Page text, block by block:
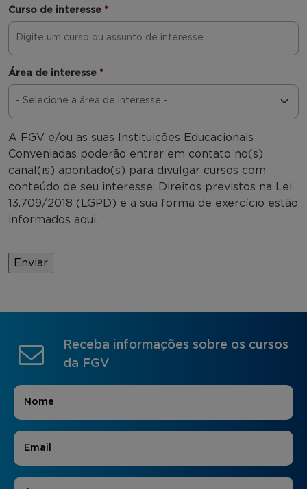
Curso de interesse *
Área de interesse *
A FGV e/ou as suas Instituições Educacionais
Conveniadas poderão entrar em contato no(s)
canal(is) apontado(s) para divulgar cursos com
conteúdo de seu interesse. Direitos previstos na Lei
13.709/2018 (LGPD) e a sua forma de exercício estão
informados aqui.
Receba informações sobre os cursos
da FGV
Nome
E-mail
Áreas de Interesse